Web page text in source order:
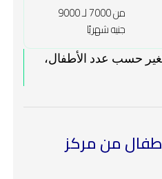
من 7000 لـ 9000
جنيه شهريًا
حسب عدد الأطفال،
من مركز